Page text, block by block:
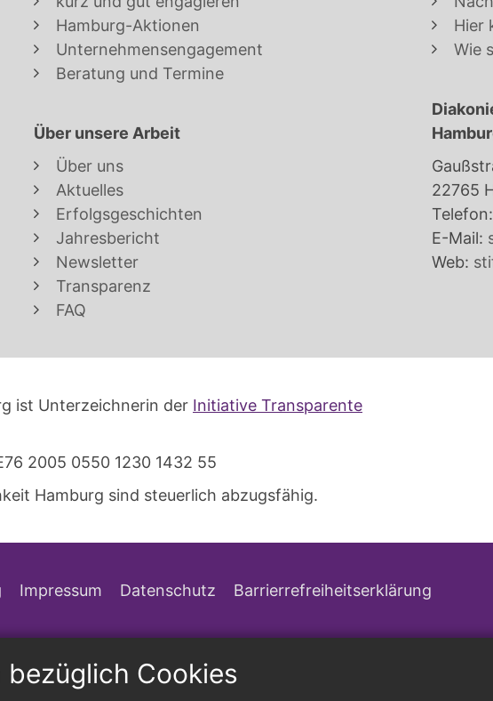
Cookies
Hamburg-Aktionen
Unternehmensengagement
Beratung und Termine
Über unsere Arbeit
Über uns
Aktuelles
Erfolgsgeschichten
Jahresbericht
Newsletter
Transparenz
FAQ
Hier
Wie
22765
Telefon:
E-Mail:
Web:
ist Unterzeichnerin der Initiative Transparente
2005 0550 1230 1432 55
Hamburg sind steuerlich abzugsfähig.
Impressum Datenschutz Barrierrefreiheitserklärung